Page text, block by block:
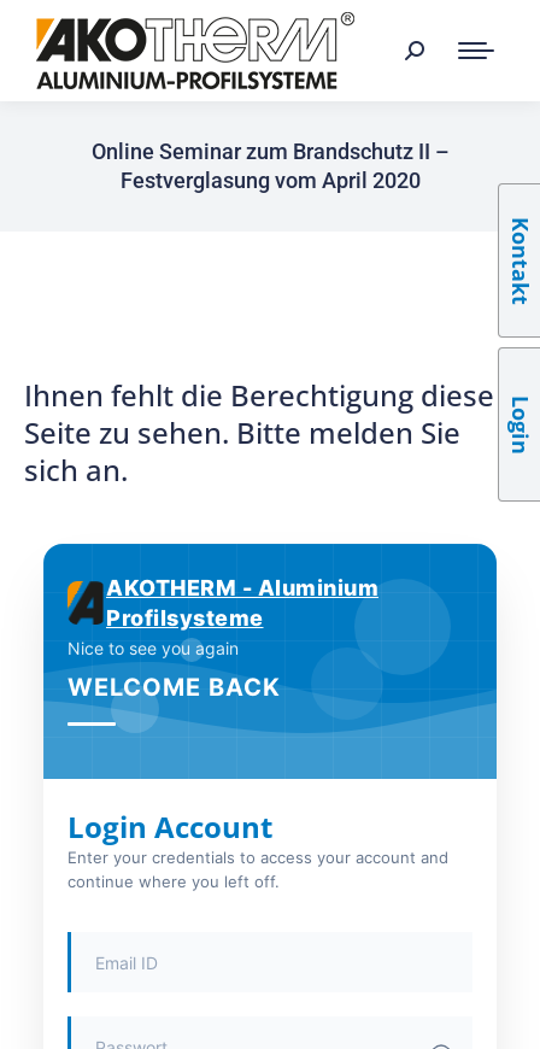
Online Seminar zum Brandschutz II –
Festverglasung vom April 2020
Ihnen fehlt die Berechtigung diese
Seite zu sehen. Bitte melden Sie
sich an.
AKOTHERM - Aluminium
Profilsysteme
Nice to see you again
WELCOME BACK
Login Account
Enter your credentials to access your account and
continue where you left off.
Kontakt
Login